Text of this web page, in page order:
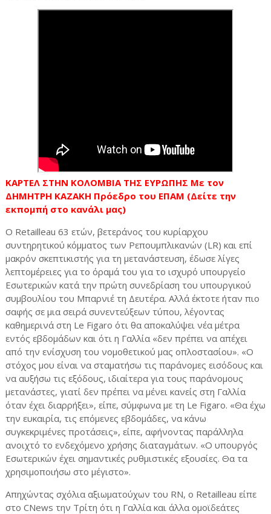
ΚΑΡΤΕΛ ΣΤΗΝ ΚΟΛΟΜΒΙΑ ΤΗΣ ΕΥΡΩΠΗΣ Με τον
ΔΗΜΗΤΡΗ ΚΑΖΑΚΗ Πρόεδρο του ΕΠΑΜ (Δείτε την
εκπομπή στο κανάλι μας)
Ο Retailleau 63 ετών, βετεράνος του κυρίαρχου
συντηρητικού κόμματος των Ρεπουμπλικανών (LR) και επί
μακρόν σκεπτικιστής για τη μετανάστευση, έδωσε λίγες
λεπτομέρειες για το όραμά του για το ισχυρό υπουργείο
Εσωτερικών κατά την πρώτη συνεδρίαση του υπουργικού
συμβουλίου του Μπαρνιέ τη Δευτέρα. Αλλά έκτοτε ήταν πιο
σαφής σε μια σειρά συνεντεύξεων τύπου, λέγοντας
καθημερινά στη Le Figaro ότι θα αποκαλύψει νέα μέτρα
εντός εβδομάδων και ότι η Γαλλία «δεν πρέπει να απέχει
από την ενίσχυση του νομοθετικού μας οπλοστασίου». «Ο
στόχος μου είναι να σταματήσω τις παράνομες εισόδους και
να αυξήσω τις εξόδους, ιδιαίτερα για τους παράνομους
μετανάστες, γιατί δεν πρέπει να μένει κανείς στη Γαλλία
όταν έχει διαρρήξει», είπε, σύμφωνα με τη Le Figaro. «Θα έχω
την ευκαιρία, τις επόμενες εβδομάδες, να κάνω
συγκεκριμένες προτάσεις», είπε, αφήνοντας παράλληλα
ανοιχτό το ενδεχόμενο χρήσης διαταγμάτων. «Ο υπουργός
Εσωτερικών έχει σημαντικές ρυθμιστικές εξουσίες. Θα τα
χρησιμοποιήσω στο μέγιστο».
Απηχώντας σχόλια αξιωματούχων του RN, ο Retailleau είπε
στο CNews την Τρίτη ότι η Γαλλία και άλλα ομοϊδεάτες